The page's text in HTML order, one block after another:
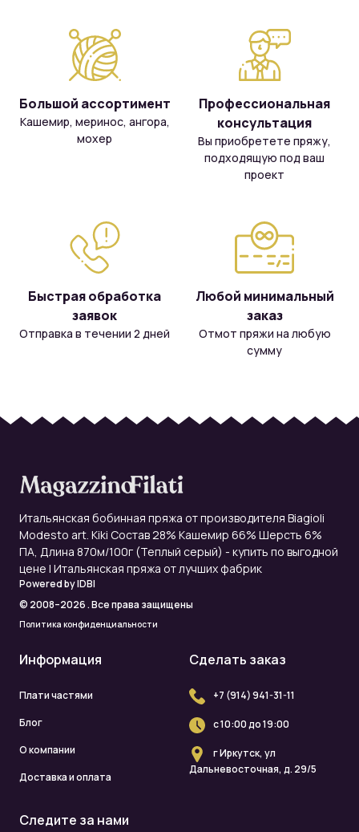
Большой ассортимент
Кашемир, меринос, ангора,
мохер
Профессиональная
консультация
Вы приобретете пряжу,
подходящую под ваш
проект
Быстрая обработка
заявок
Отправка в течении 2 дней
Любой минимальный
заказ
Отмот пряжи на любую
сумму
Итальянская бобинная пряжа от производителя Biagioli
Modesto art. Kiki Состав 28% Кашемир 66% Шерсть 6%
ПА, Длина 870м/100г (Теплый серый) - купить по выгодной
цене | Итальянская пряжа от лучших фабрик
Powered byIDBI
© 2008–2026 . Все права защищены
Политика конфиденциальности
Информация
Плати частями
Блог
О компании
Доставка и оплата
Сделать заказ
+7 (914) 941-31-11
с 10:00 до 19:00
г Иркутск, ул
Дальневосточная, д. 29/5
Следите за нами